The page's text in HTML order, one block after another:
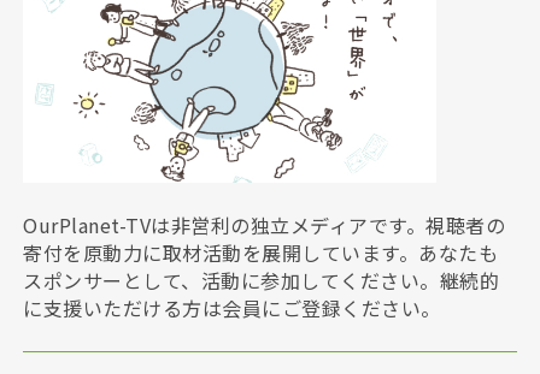
OurPlanet-TVは非営利の独立メディアです。視聴者の
寄付を原動力に取材活動を展開しています。あなたも
スポンサーとして、活動に参加してください。継続的
に支援いただける方は会員にご登録ください。